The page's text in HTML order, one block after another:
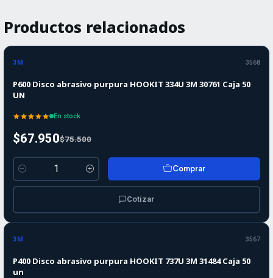
Productos relacionados
-10%
-10%
3M 3568
P600 Disco abrasivo purpura HOOKIT 334U 3M 30761 Caja 50
UN
En stock
$67.950$75.500
Cantidad
Comprar
Cotizar
-10%
3M 3567
P400 Disco abrasivo purpura HOOKIT 737U 3M 31484 Caja 50
un